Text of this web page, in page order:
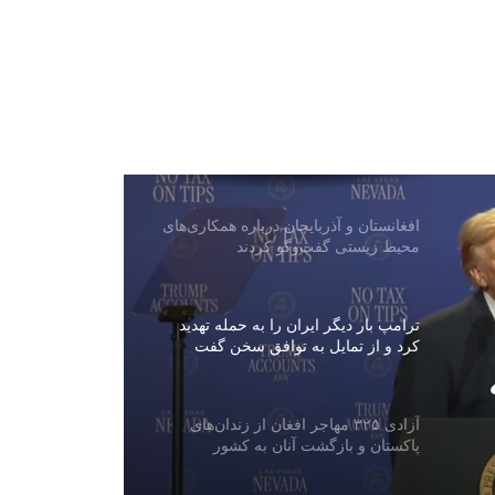
افغانستان و آذربایجان درباره همکاری‌های
محیط زیستی گفت‌وگو کردند
ترامپ بار دیگر ایران را به حمله تهدید
کرد و از تمایل به توافق سخن گفت
آزادی ۳۲۵ مهاجر افغان از زندان‌های
پاکستان و بازگشت آنان به کشور